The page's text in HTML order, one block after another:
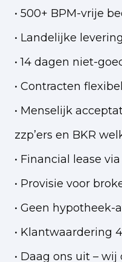
• 500+ BPM-vrije
• Landelijke levering
• 14 dagen niet-
• Contracten
• Menselijk
zzp’ers en BKR
• Financial lease
• Provisie voor
• Geen hypotheek-
• Klantwaardering
• Daag ons uit –